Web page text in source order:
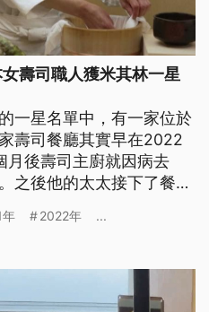
壽司職人獲米其林一星
一星名單中，有一家位於
壽司餐廳其實早在2022
月後壽司主廚就因病去
之後他的太太接下了餐
職人。
年 2022年 ...